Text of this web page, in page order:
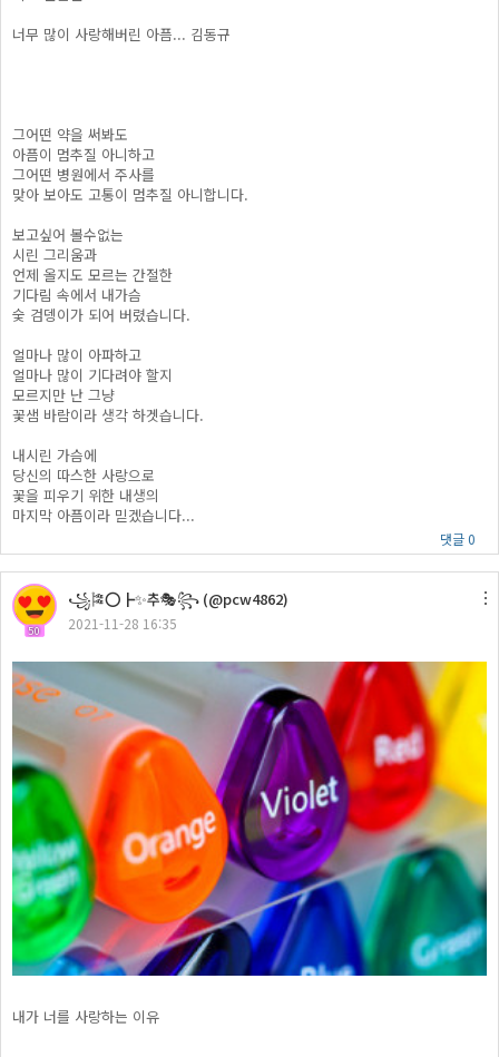
너무 많이 사랑해버린 아픔... 김동규
그어떤 약을 써봐도
아픔이 멈추질 아니하고
그어떤 병원에서 주사를
맞아 보아도 고통이 멈추질 아니합니다.
보고싶어 볼수없는
시린 그리움과
언제 올지도 모르는 간절한
기다림 속에서 내가슴
숯 검뎅이가 되어 버렸습니다.
얼마나 많이 아파하고
얼마나 많이 기다려야 할지
모르지만 난 그냥
꽃샘 바람이라 생각 하겟습니다.
내시린 가슴에
당신의 따스한 사랑으로
꽃을 피우기 위한 내생의
마지막 아픔이라 믿겠습니다...
댓글 0
50
꧁🎏⭕┣✨추🎭꧂ (@pcw4862)
2021-11-28 16:35
내가 너를 사랑하는 이유